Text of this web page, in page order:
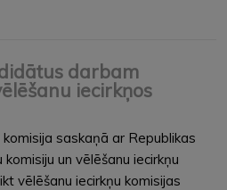
darbam
iecirkņos
saskaņā ar Republikas
un vēlēšanu iecirkņu
vēlēšanu iecirkņu komisijas